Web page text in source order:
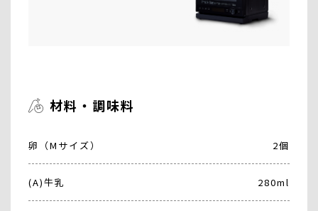
材料・調味料
卵（Mサイズ） 2個
(A)牛乳 280ml